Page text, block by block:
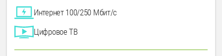
Интернет 100/250 Мбит/с
Цифровое ТВ